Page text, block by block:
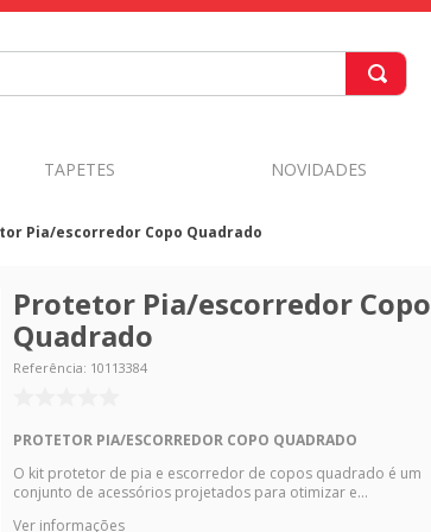
TAPETES NOVIDADES
Pia/escorredor Copo Quadrado
Protetor Pia/escorredor Copo
Quadrado
Referência: 10113384
PROTETOR PIA/ESCORREDOR COPO QUADRADO
O kit protetor de pia e escorredor de copos quadrado é um
conjunto de acessórios projetados para otimizar e...
Ver informações